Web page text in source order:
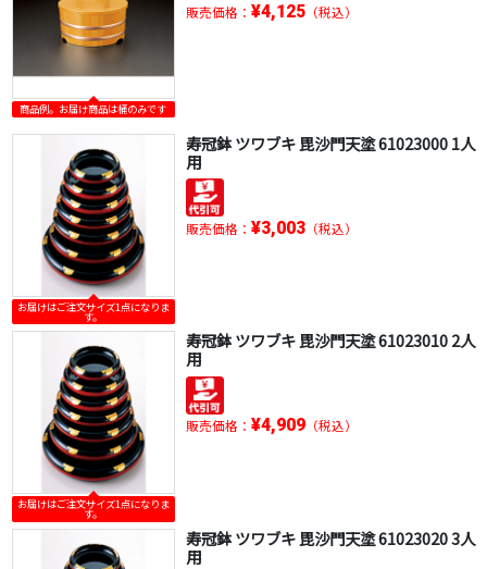
商品例。お届け商品は桶のみです
販売価格： ¥4,125（税込）
お届けはご注文サイズ1点になりま
す。
寿冠鉢 ツワブキ 毘沙門天塗 61023000 1人
用
販売価格： ¥3,003（税込）
お届けはご注文サイズ1点になりま
す。
寿冠鉢 ツワブキ 毘沙門天塗 61023010 2人
用
販売価格： ¥4,909（税込）
寿冠鉢 ツワブキ 毘沙門天塗 61023020 3人
用